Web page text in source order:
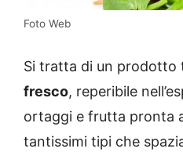
Foto Web
Si tratta di un prodotto
fresco, reperibile
ortaggi e frutta pronta
tantissimi tipi che